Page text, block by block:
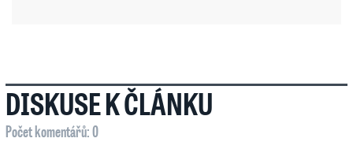
DISKUSE K ČLÁNKU
Počet komentářů: 0